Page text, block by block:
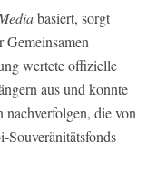
basiert, sorgt
wertete offizielle
aus und konnte
die von